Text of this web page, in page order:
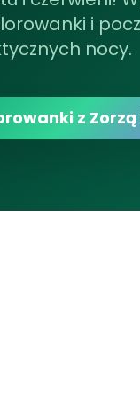
i
nocy.
z